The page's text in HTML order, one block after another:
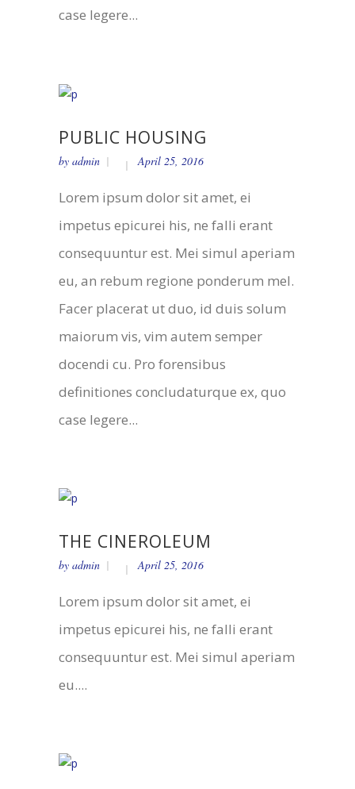
case legere...
PUBLIC HOUSING
by admin April 25, 2016
Lorem ipsum dolor sit amet, ei
impetus epicurei his, ne falli erant
consequuntur est. Mei simul aperiam
eu, an rebum regione ponderum mel.
Facer placerat ut duo, id duis solum
maiorum vis, vim autem semper
docendi cu. Pro forensibus
definitiones concludaturque ex, quo
case legere...
THE CINEROLEUM
by admin April 25, 2016
Lorem ipsum dolor sit amet, ei
impetus epicurei his, ne falli erant
consequuntur est. Mei simul aperiam
eu....